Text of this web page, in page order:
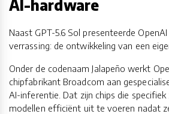
AI-hardware
Naast GPT-5.6 Sol presenteerde
verrassing: de ontwikkeling van een
Onder de codenaam Jalapeño werkt
chipfabrikant Broadcom aan
AI-inferentie. Dat zijn chips die
modellen efficiënt uit te voeren nadat